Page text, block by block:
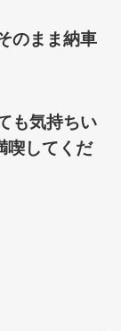
のまま納車
も気持ちい
喫してくだ